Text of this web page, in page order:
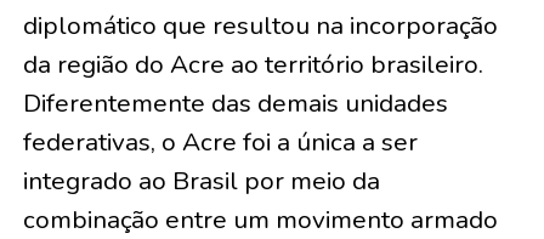
diplomático que resultou na incorporação
da região do Acre ao território brasileiro.
Diferentemente das demais unidades
federativas, o Acre foi a única a ser
integrado ao Brasil por meio da
combinação entre um movimento armado